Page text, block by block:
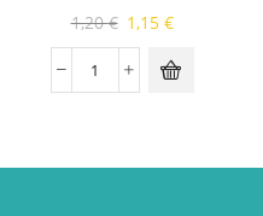
1,20€ 1,15 €